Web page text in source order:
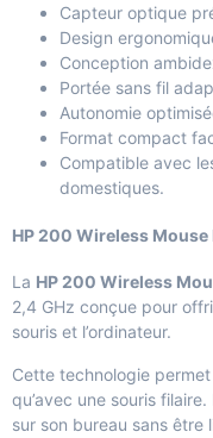
Capteur optique
Design
Conception
Portée sans fil
Autonomie
Format compact
Compatible avec
domestiques.
HP 200 Wireless
La HP 200 Wireless
2,4 GHz conçue pour
souris et l’ordinateur.
Cette technologie
qu’avec une souris
sur son bureau sans être